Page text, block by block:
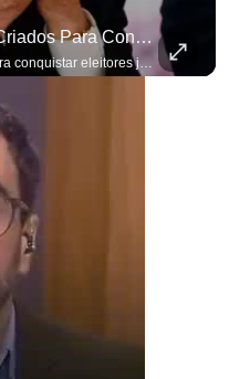
Programas Do Governo Lula Criados Para Conquistar Eleitores Já Não Têm Mais O Mesmo Efeito
Programas do governo Lula criados para conquistar eleitores já não têm o mesmo efeito de campanhas anteriores. #OAntagonista Se você busca informação com credibilidade, inscreva-se agora e ative o